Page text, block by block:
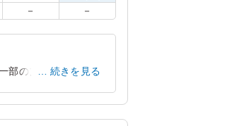
－ －
部の方からはご飯一
お願いいたしま
続きを見る